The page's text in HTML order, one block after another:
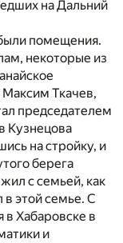
на Дальний
помещения.
некоторые из
Ткачев,
председателем
Кузнецова
на стройку, и
берега
с семьей, как
этой семье. С
в Хабаровске в
и